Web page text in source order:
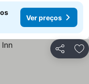
Ver preços
Partilhar